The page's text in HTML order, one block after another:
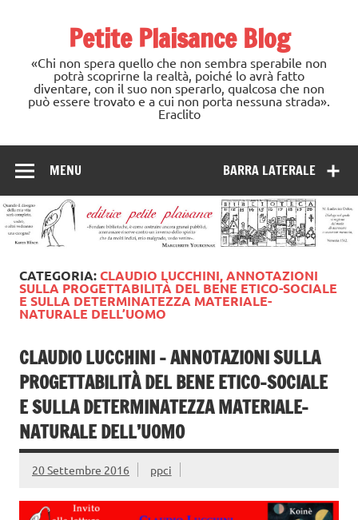
Petite Plaisance Blog
«Chi non spera quello che non sembra sperabile non
potrà scoprirne la realtà, poiché lo avrà fatto
diventare, con il suo non sperarlo, qualcosa che non
può essere trovato e a cui non porta nessuna strada».
Eraclito
BARRA LATERALE
MENU
CATEGORIA:CLAUDIO LUCCHINI, ANNOTAZIONI
SULLA PROGETTABILITÀ DEL BENE ETICO-SOCIALE
E SULLA DETERMINATEZZA MATERIALE-
NATURALE DELL’UOMO
CLAUDIO LUCCHINI – ANNOTAZIONI SULLA
PROGETTABILITÀ DEL BENE ETICO-SOCIALE
E SULLA DETERMINATEZZA MATERIALE-
NATURALE DELL’UOMO
20 Settembre 2016 ppci